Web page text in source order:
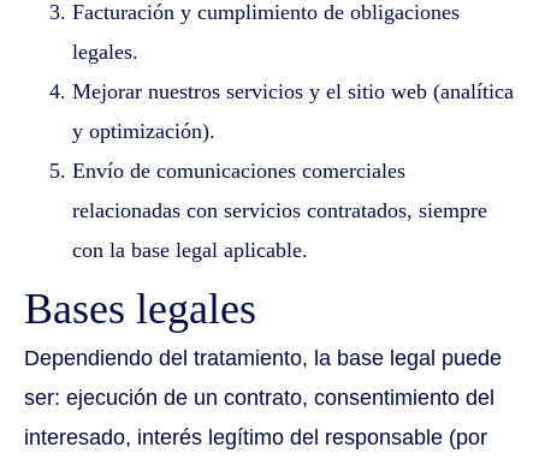
Facturación y cumplimiento de obligaciones
legales.
Mejorar nuestros servicios y el sitio web (analítica
y optimización).
Envío de comunicaciones comerciales
relacionadas con servicios contratados, siempre
con la base legal aplicable.
Bases legales
Dependiendo del tratamiento, la base legal puede
ser: ejecución de un contrato, consentimiento del
interesado, interés legítimo del responsable (por